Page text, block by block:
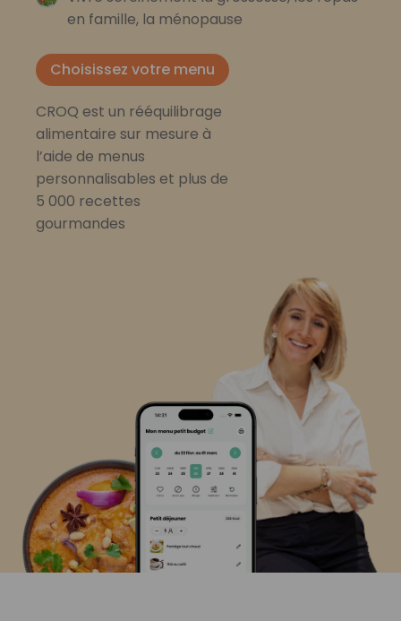
en famille, la ménopause
Choisissez votre menu
CROQ est un rééquilibrage
alimentaire sur mesure à
l’aide de menus
personnalisables et plus de
5 000 recettes
gourmandes